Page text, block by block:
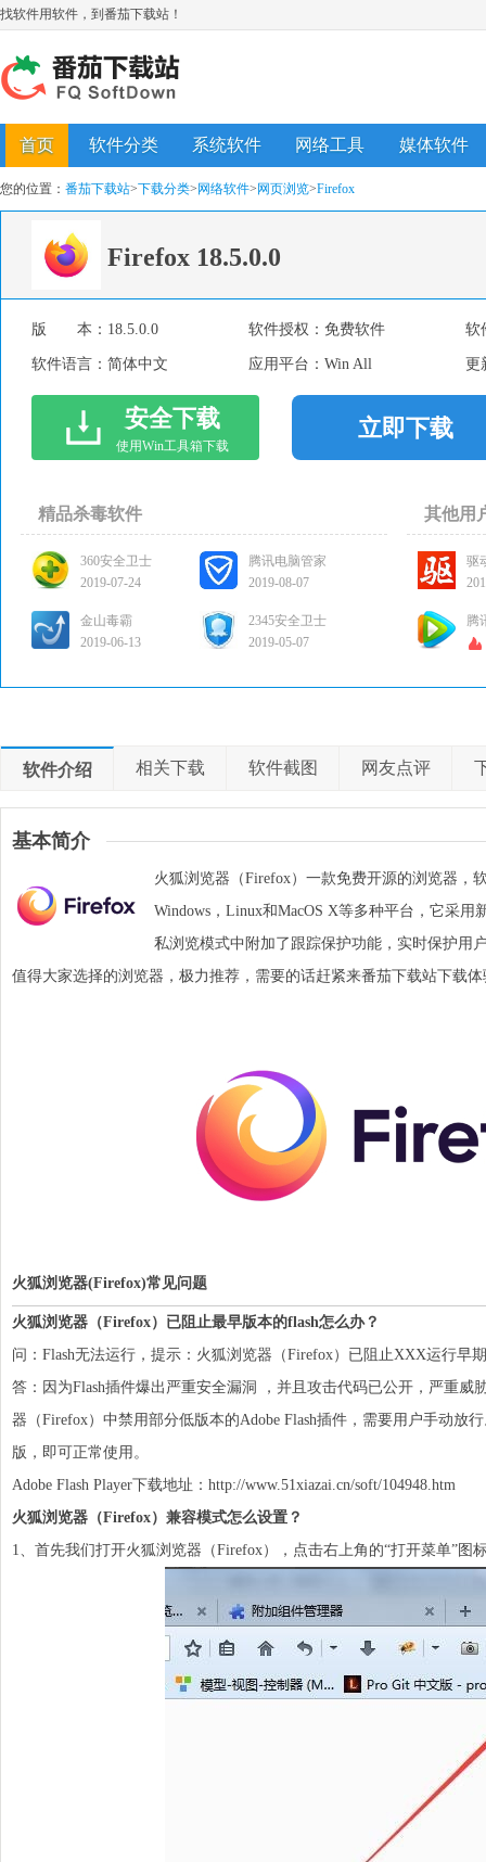
找软件用软件，到番茄下载站！
首页 软件分类 系统软件 网络工具 媒体软件
您的位置： 番茄下载站>下载分类> 网络软件> 网页浏览>Firefox
Firefox 18.5.0.0
版 本： 18.5.0.0 软件授权： 免费软件 软
软件语言： 简体中文 应用平台： Win All 更
安全下载
使用Win工具箱下载
立即下载
精品杀毒软件
360安全卫士
2019-07-24
腾讯电脑管家
2019-08-07
金山毒霸
2019-06-13
2345安全卫士
2019-05-07
其他用
驱
腾
软件介绍 相关下载 软件截图 网友点评
基本简介
火狐浏览器（Firefox） 一款免费开源的浏览器，
Windows， Linux和MacOS X等多种平台，它采用
私浏览模式中附加了跟踪保护功能，实时保护用
值得大家选择的浏览器 ，极力推荐，需要的话赶紧来番茄下载站下载
火狐浏览器(Firefox)常见问题
火狐浏览器（Firefox）已阻止最早版本的flash怎么办？
问：Flash无法运行，提示： 火狐浏览器（Firefox）已阻止XXX运行早
答：因为Flash插件爆出严重安全漏洞 ，并且攻击代码已公开，严重威
器（Firefox）中禁用部分低版本的Adobe Flash插件，需要用户手动放
版 ，即可正常使用。
Adobe Flash Player下载地址： http://www.51xiazai.cn/soft/104948.htm
火狐浏览器（Firefox）兼容模式怎么设置？
1、首先我们打开火狐浏览器（Firefox），点击右上角的“打开菜单”图